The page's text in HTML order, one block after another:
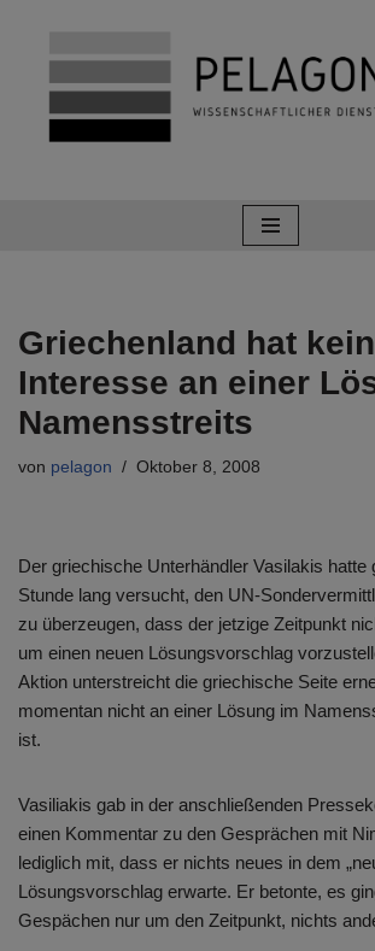
Zum
Inhalt
springen
Griechenland hat kein
Interesse an einer
Namensstreits
von pelagon Oktober 8, 2008
Der griechische Unterhändler Vasilakis hatte
Stunde lang versucht, den UN-
zu überzeugen, dass der jetzige Zeitpunkt
um einen neuen Lösungsvorschlag
Aktion unterstreicht die griechische Seite
momentan nicht an einer Lösung im
ist.
Vasiliakis gab in der anschließenden
einen Kommentar zu den Gesprächen mit
lediglich mit, dass er nichts neues in dem
Lösungsvorschlag erwarte. Er betonte, es
Gespächen nur um den Zeitpunkt, nichts